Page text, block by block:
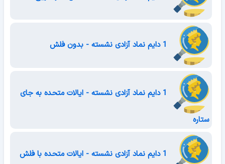
1 دایم نماد آزادی نشسته - ایالات متحده به جای
ستاره